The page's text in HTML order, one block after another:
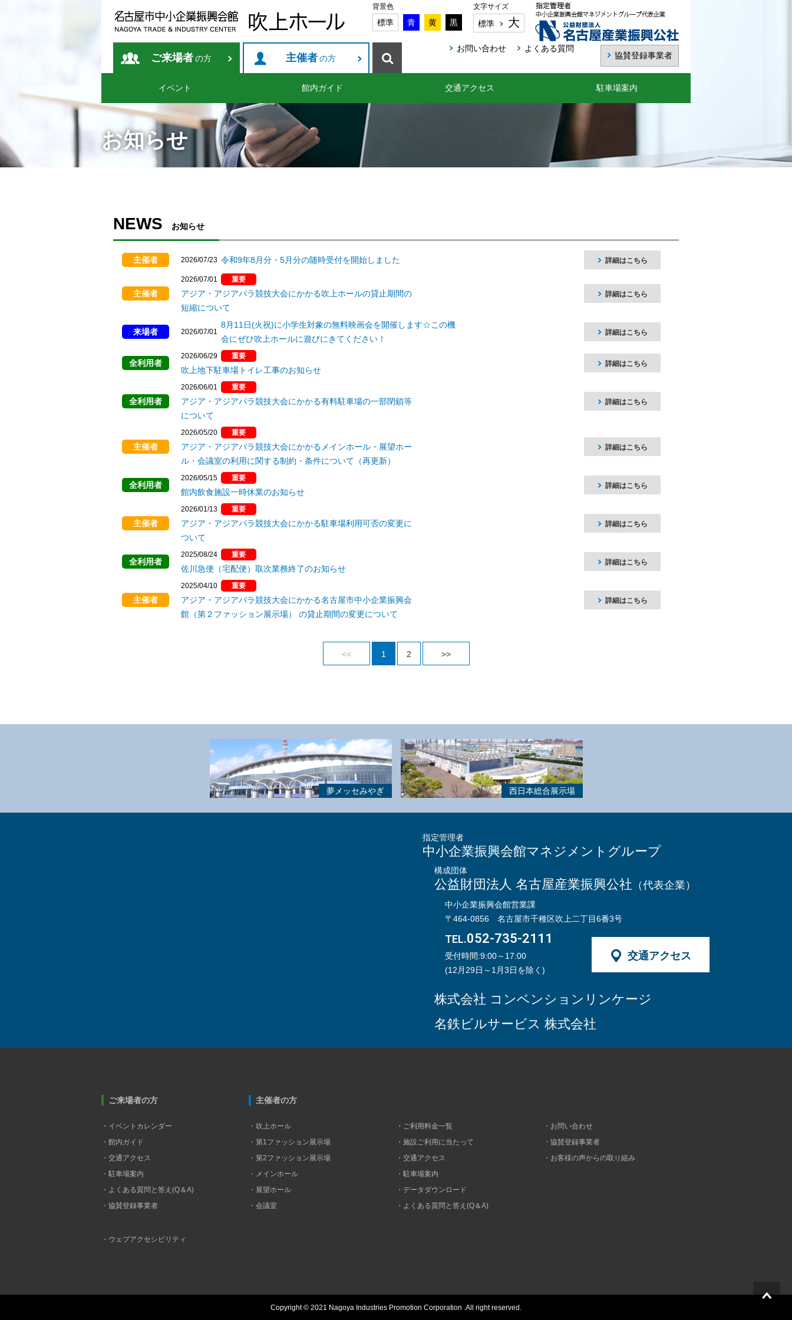
背景色
標準 青 黄 黒
文字サイズ
標準 大
ご来場者の方
イベント 館内ガイド 交通アクセス 駐車場案内
主催者の方
お問い合わせ よくある質問
協賛登録事業者
お知らせ
NEWS お知らせ
主催者 2026/07/23 令和9年8月分・5月分の随時受付を開始しました 詳細はこちら
主催者
2026/07/01 重要
アジア・アジアパラ競技大会にかかる吹上ホールの貸止期間の
短縮について
詳細はこちら
来場者 2026/07/01
8月11日(火祝)に小学生対象の無料映画会を開催します☆この機
会にぜひ吹上ホールに遊びにきてください！
詳細はこちら
全利用者
2026/06/29 重要
吹上地下駐車場トイレ工事のお知らせ
詳細はこちら
全利用者
2026/06/01 重要
アジア・アジアパラ競技大会にかかる有料駐車場の一部閉鎖等
について
詳細はこちら
主催者
2026/05/20 重要
アジア・アジアパラ競技大会にかかるメインホール・展望ホー
ル・会議室の利用に関する制約・条件について（再更新）
詳細はこちら
全利用者
2026/05/15 重要
館内飲食施設一時休業のお知らせ
詳細はこちら
主催者
2026/01/13 重要
アジア・アジアパラ競技大会にかかる駐車場利用可否の変更に
ついて
詳細はこちら
全利用者
2025/08/24 重要
佐川急便（宅配便）取次業務終了のお知らせ
詳細はこちら
主催者
2025/04/10 重要
アジア・アジアパラ競技大会にかかる名古屋市中小企業振興会
館（第２ファッション展示場） の貸止期間の変更について
詳細はこちら
<< 1 2 >>
夢メッセみやぎ 西日本総合展示場
指定管理者
中小企業振興会館マネジメントグループ
構成団体
公益財団法人 名古屋産業振興公社 （代表企業）
中小企業振興会館営業課
〒464-0856 名古屋市千種区吹上二丁目6番3号
TEL.052-735-2111
受付時間:9:00～17:00
(12月29日～1月3日を除く)
交通アクセス
株式会社 コンベンションリンケージ
名鉄ビルサービス 株式会社
ご来場者の方
・イベントカレンダー
・館内ガイド
・交通アクセス
・駐車場案内
・よくある質問と答え(Q＆A)
・協賛登録事業者
・ウェブアクセシビリティ
主催者の方
・吹上ホール
・第1ファッション展示場
・第2ファッション展示場
・メインホール
・展望ホール
・会議室
・ご利用料金一覧
・施設ご利用に当たって
・交通アクセス
・駐車場案内
・データダウンロード
・よくある質問と答え(Q＆A)
・お問い合わせ
・協賛登録事業者
・お客様の声からの取り組み
Copyright © 2021 Nagoya Industries Promotion Corporation .All right reserved.